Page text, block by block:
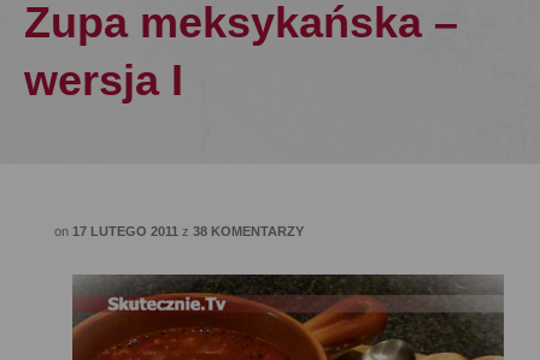
Zupa meksykańska –
wersja I
on 17 LUTEGO 2011 z 38 KOMENTARZY